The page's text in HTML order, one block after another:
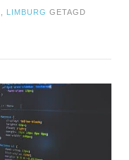
, LIMBURG GETAGD